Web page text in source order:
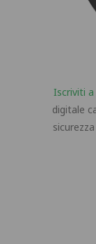
Iscriviti a
digitale